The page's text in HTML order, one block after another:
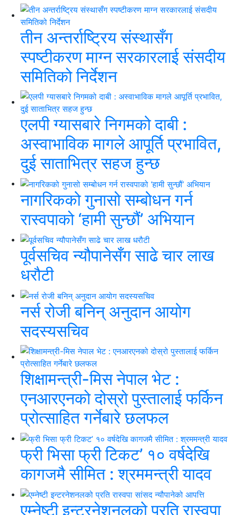
तीन अन्तर्राष्ट्रिय संस्थासँग
स्पष्टीकरण माग्न सरकारलाई संसदीय
समितिको निर्देशन
एलपी ग्यासबारे निगमको दाबी :
अस्वाभाविक मागले आपूर्ति प्रभावित,
दुई साताभित्र सहज हुन्छ
नागरिकको गुनासो सम्बोधन गर्न
रास्वपाको ‘हामी सुन्छौं’ अभियान
पूर्वसचिव न्यौपानेसँग साढे चार लाख
धरौटी
नर्स रोजी बनिन् अनुदान आयोग
सदस्यसचिव
शिक्षामन्त्री-मिस नेपाल भेट :
एनआरएनको दोस्रो पुस्तालाई फर्किन
प्रोत्साहित गर्नेबारे छलफल
फ्री भिसा फ्री टिकट’ १० वर्षदेखि
कागजमै सीमित : श्रममन्त्री यादव
एम्नेष्टी इन्टरनेशनलको प्रति रास्वपा